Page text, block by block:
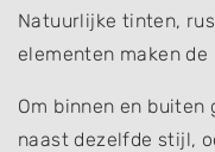
Natuurlijke tinten,
elementen maken
Om binnen en
naast dezelfde stijl,